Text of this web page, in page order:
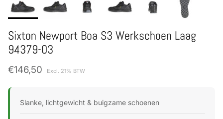
Sixton Newport Boa S3 Werkschoen Laag
94379-03
Normale prijs
€146,50 Excl. 21% BTW
Slanke, lichtgewicht & buigzame schoenen